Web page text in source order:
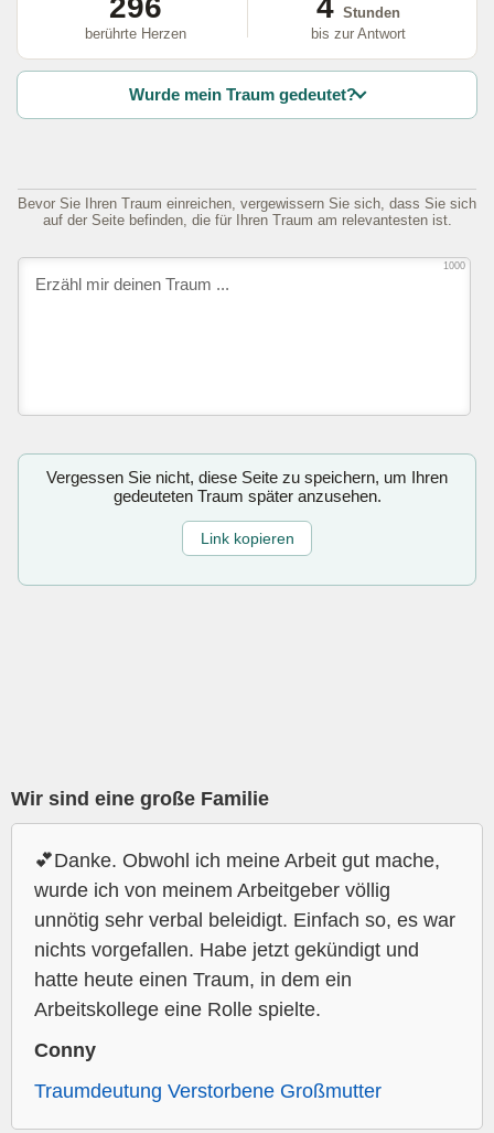
296
berührte Herzen
4 Stunden
bis zur Antwort
Wurde mein Traum gedeutet?
Bevor Sie Ihren Traum einreichen, vergewissern Sie sich, dass Sie sich
auf der Seite befinden, die für Ihren Traum am relevantesten ist.
1000
Vergessen Sie nicht, diese Seite zu speichern, um Ihren
gedeuteten Traum später anzusehen.
Link kopieren
Wir sind eine große Familie
💕Danke. Obwohl ich meine Arbeit gut mache,
wurde ich von meinem Arbeitgeber völlig
unnötig sehr verbal beleidigt. Einfach so, es war
nichts vorgefallen. Habe jetzt gekündigt und
hatte heute einen Traum, in dem ein
Arbeitskollege eine Rolle spielte.
Conny
Traumdeutung Verstorbene Großmutter